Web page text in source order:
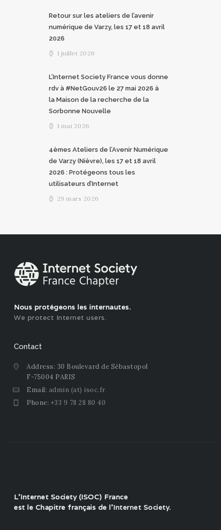
Retour sur les ateliers de l’avenir
numérique de Varzy, les 17 et 18 avril
2026
1 juillet 2026
L’Internet Society France vous donne
rdv à #NetGouv26 le 27 mai 2026 à
la Maison de la recherche de la
Sorbonne Nouvelle
1 mai 2026
4èmes Ateliers de l’Avenir Numérique
de Varzy (Nièvre), les 17 et 18 avril
2026 : Protégeons tous les
utilisateurs d’Internet
29 mars 2026
Nous protégeons les internautes.
We protect Internet users.
Contact
Address: 30 Boulevard de Sébastopol
F-75004 PARIS
Email: admin (at) isoc.fr
Phone: +33 9 78 28 80 40
L'Internet Society (ISOC) France
est le Chapitre français de l'Internet Society.